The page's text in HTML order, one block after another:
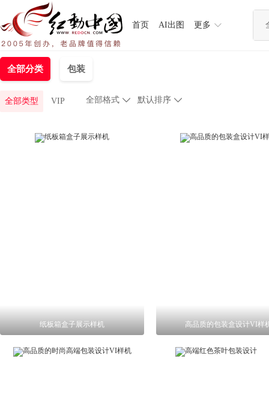
首页 AI出图 更多
全部分类 包装
全部类型 VIP 
全部格式 默认排序 
纸板箱盒子展示样机 高品质的包装盒设计VI样